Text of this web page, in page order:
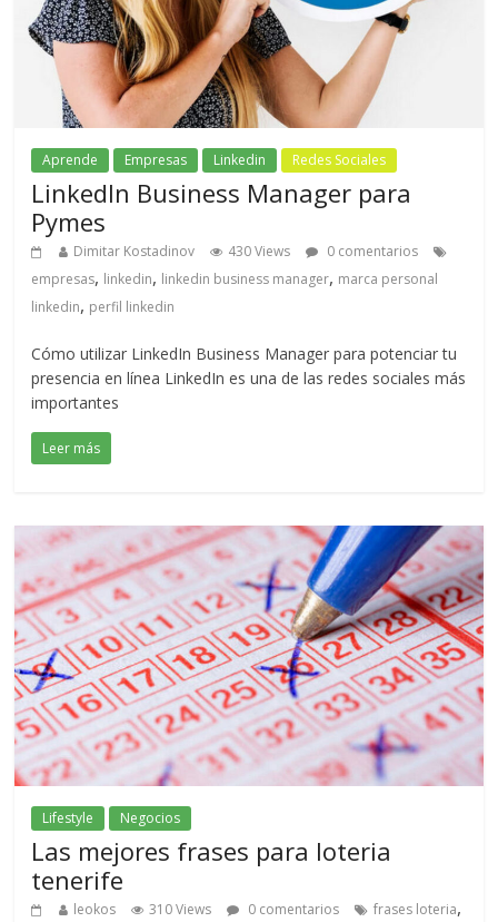
Aprende Empresas Linkedin Redes Sociales
LinkedIn Business Manager para
Pymes
Dimitar Kostadinov 430 Views
0 comentarios
empresas, linkedin, linkedin business manager, marca personal
linkedin, perfil linkedin
Cómo utilizar LinkedIn Business Manager para potenciar tu
presencia en línea LinkedIn es una de las redes sociales más
importantes
Leer más
Lifestyle Negocios
Las mejores frases para loteria
tenerife
leokos 310 Views 0 comentarios frases loteria,